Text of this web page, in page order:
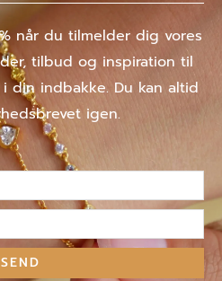
når du tilmelder dig vores
tilbud og inspiration til
din indbakke. Du kan altid
igen.
SEND